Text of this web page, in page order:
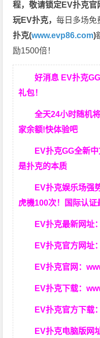
程，敬请锁定EV扑克官
玩EV扑克，每日多场免
扑克(www.evp86.com)
励1500倍！
好消息 EV扑克
礼包！
全天24小时随机
家余额!快体验吧
EV扑克GG全新
是扑克的本质
EV扑克娱乐场强
虎機100次！国际认证
EV扑克最新网址
EV扑克官方网址
EV扑克官网：
EV扑克下载：
EV扑克官方下载
EV扑克电脑版网